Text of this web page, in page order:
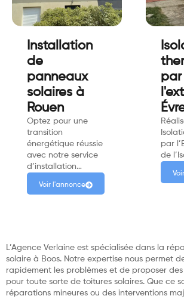
Installation
de
panneaux
solaires à
Rouen
Optez pour une
transition
énergétique réussie
avec notre service
d’installation…
Voir l'annonce
par
par
de
L’Agence Verlaine est spécialisée dans la
solaire à Boos. Notre expertise nous permet
rapidement les problèmes et de proposer
pour toute sorte de toitures solaires. Que ce
réparations mineures ou des interventions